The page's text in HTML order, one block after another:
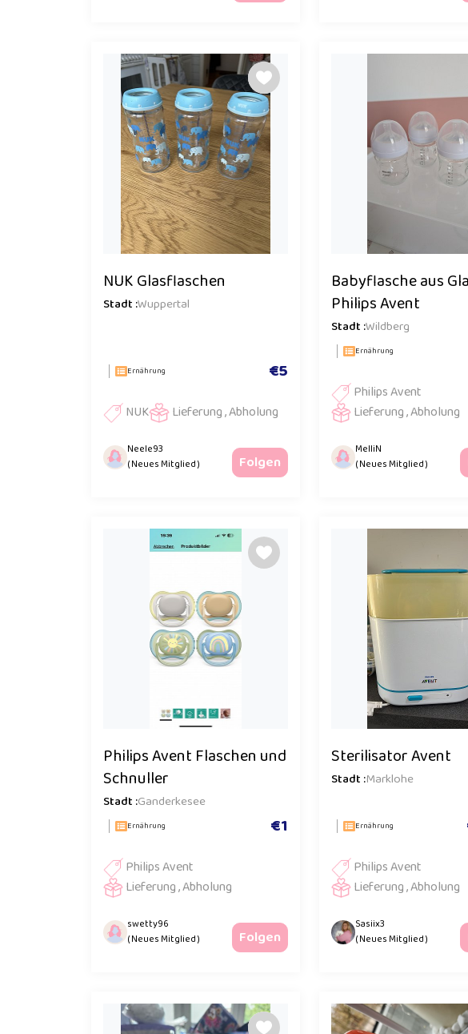
NUK Glasflaschen
Stadt :Wuppertal
Ernährung €5
NUK Lieferung , Abholung
Neele93
( Neues Mitglied )
Folgen
Babyflasche aus
Philips Avent
Stadt :Wildberg
Ernährung
Philips Avent
Lieferung , Abholung
MelliN
( Neues Mitglied )
Philips Avent Flaschen und
Schnuller
Stadt :Ganderkesee
Ernährung €1
Philips Avent
Lieferung , Abholung
swetty96
( Neues Mitglied )
Folgen
Sterilisator Avent
Stadt :Marklohe
Ernährung
Philips Avent
Lieferung , Abholung
Sasiix3
( Neues Mitglied )